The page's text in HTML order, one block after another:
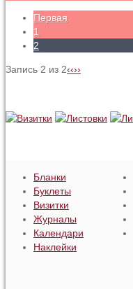
Первая
1
2
Запись 2 из 2‹‹››
Бланки
Буклеты
Визитки
Журналы
Календари
Наклейки